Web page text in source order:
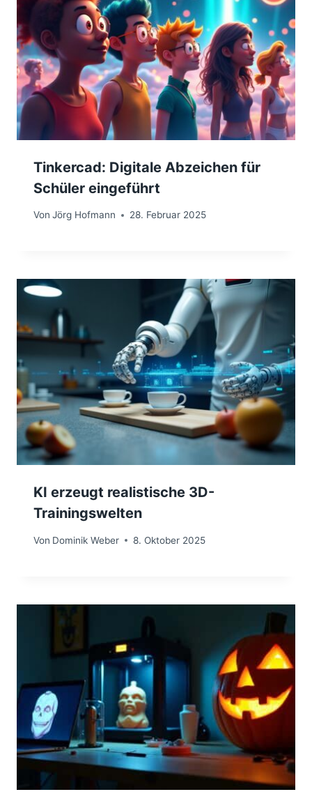
Tinkercad: Digitale Abzeichen für
Schüler eingeführt
Von Jörg Hofmann 28. Februar 2025
KI erzeugt realistische 3D-
Trainingswelten
Von Dominik Weber 8. Oktober 2025